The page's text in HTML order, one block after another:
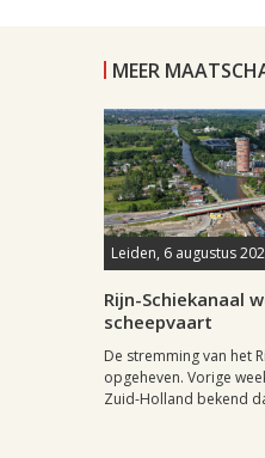
MEER
Leiden, 6 augustus
Rijn-Schiekanaal
scheepvaart
De stremming van het
opgeheven. Vorige
Zuid-Holland bekend